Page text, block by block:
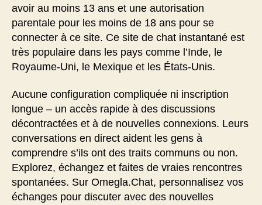
avoir au moins 13 ans et une autorisation
parentale pour les moins de 18 ans pour se
connecter à ce site. Ce site de chat instantané est
très populaire dans les pays comme l’Inde, le
Royaume-Uni, le Mexique et les États-Unis.
Aucune configuration compliquée ni inscription
longue – un accès rapide à des discussions
décontractées et à de nouvelles connexions. Leurs
conversations en direct aident les gens à
comprendre s’ils ont des traits communs ou non.
Explorez, échangez et faites de vraies rencontres
spontanées. Sur Omegla.Chat, personnalisez vos
échanges pour discuter avec des nouvelles